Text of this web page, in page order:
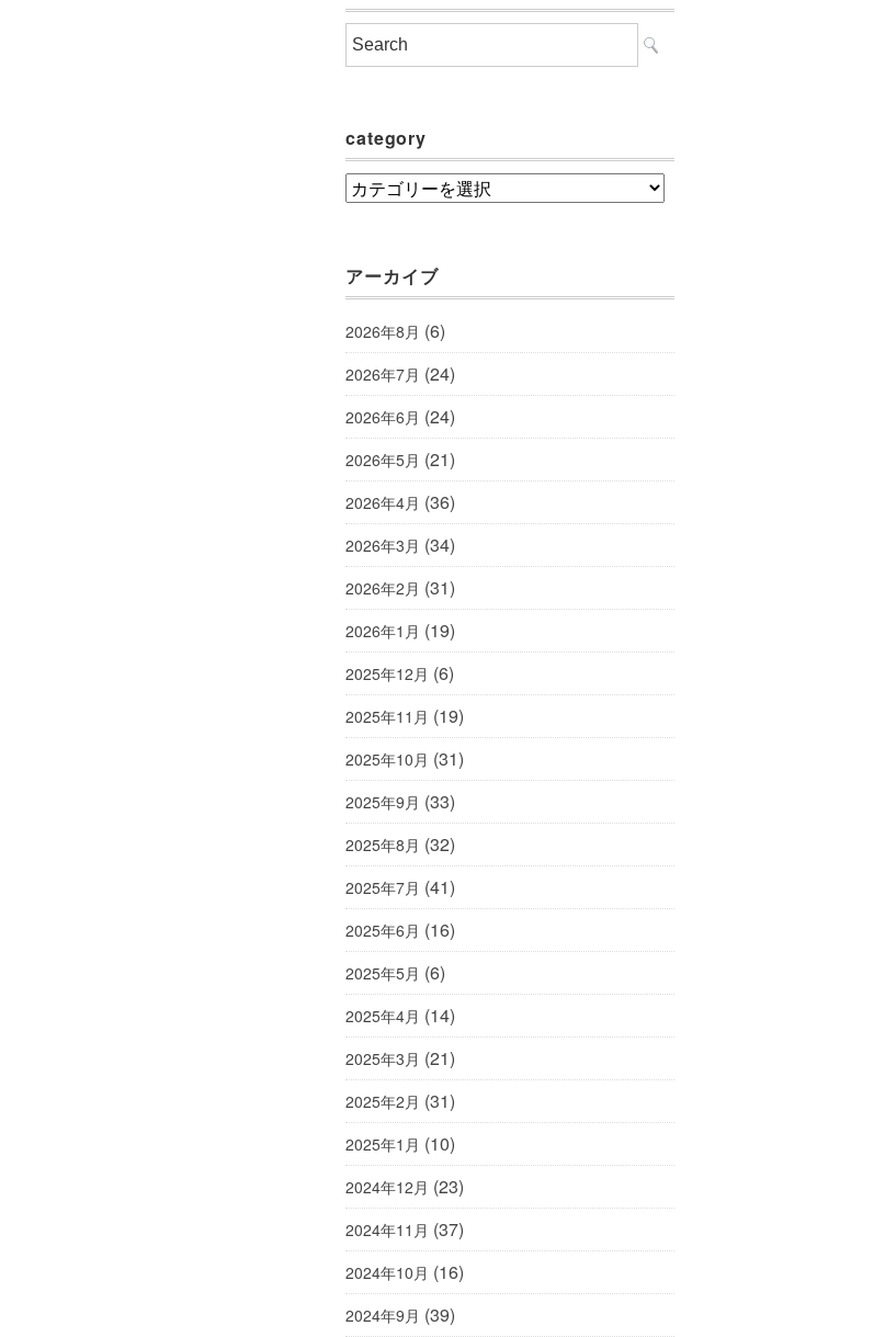
category
category
アーカイブ
2026年8月 (6)
2026年7月 (24)
2026年6月 (24)
2026年5月 (21)
2026年4月 (36)
2026年3月 (34)
2026年2月 (31)
2026年1月 (19)
2025年12月 (6)
2025年11月 (19)
2025年10月 (31)
2025年9月 (33)
2025年8月 (32)
2025年7月 (41)
2025年6月 (16)
2025年5月 (6)
2025年4月 (14)
2025年3月 (21)
2025年2月 (31)
2025年1月 (10)
2024年12月 (23)
2024年11月 (37)
2024年10月 (16)
2024年9月 (39)